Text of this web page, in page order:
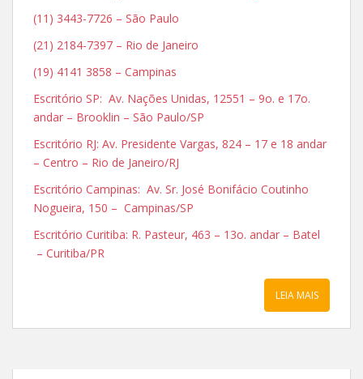
(11) 3443-7726 – São Paulo
(21) 2184-7397 – Rio de Janeiro
(19) 4141 3858 – Campinas
Escritório SP: Av. Nações Unidas, 12551 – 9o. e 17o.
andar – Brooklin – São Paulo/SP
Escritório RJ: Av. Presidente Vargas, 824 – 17 e 18 andar
– Centro – Rio de Janeiro/RJ
Escritório Campinas: Av. Sr. José Bonifácio Coutinho
Nogueira, 150 – Campinas/SP
Escritório Curitiba: R. Pasteur, 463 – 13o. andar – Batel
– Curitiba/PR
LEIA MAIS